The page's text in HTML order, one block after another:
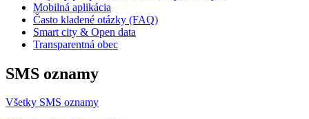
Mobilná aplikácia
Často kladené otázky (FAQ)
Smart city & Open data
Transparentná obec
SMS oznamy
Všetky SMS oznamy